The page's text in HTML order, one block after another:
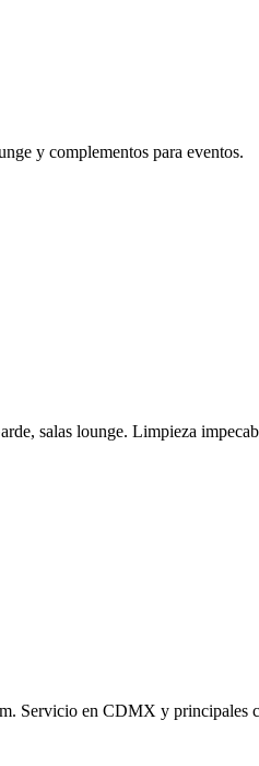
y complementos para eventos.
salas lounge. Limpieza
Servicio en CDMX y principales